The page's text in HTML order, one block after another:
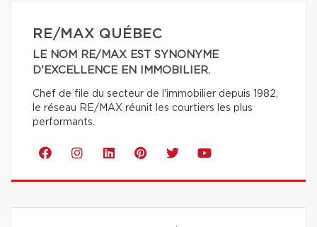
RE/MAX QUÉBEC
LE NOM RE/MAX EST SYNONYME
D'EXCELLENCE EN IMMOBILIER.
Chef de file du secteur de l'immobilier depuis 1982,
le réseau RE/MAX réunit les courtiers les plus
performants.